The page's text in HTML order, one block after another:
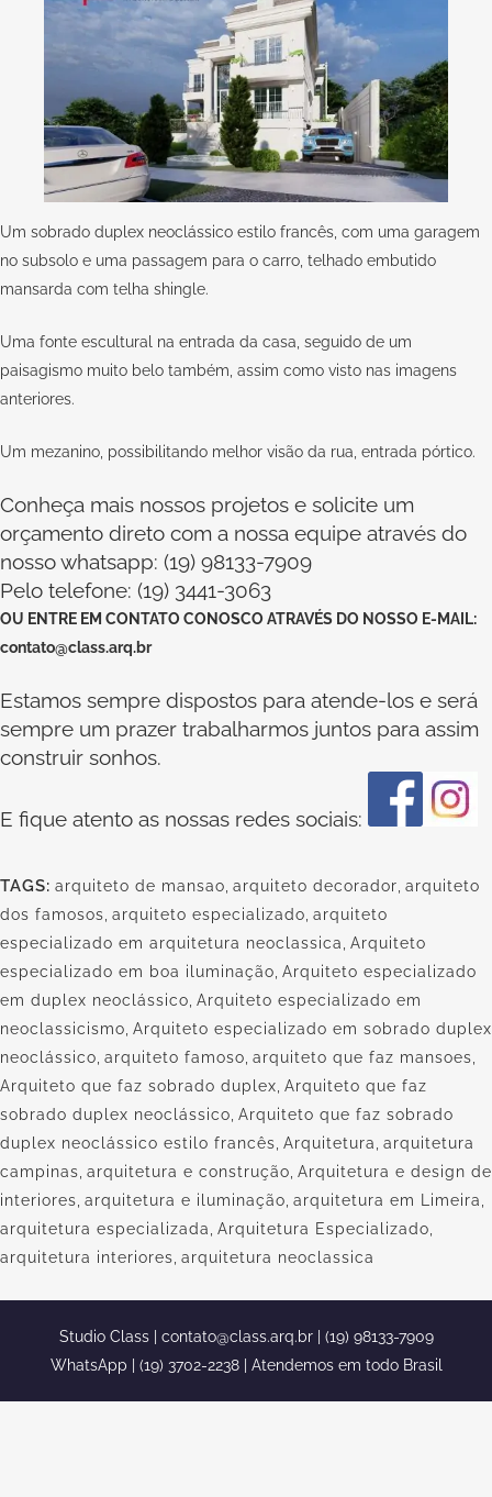
Um sobrado duplex neoclássico estilo francês, com uma garagem
no subsolo e uma passagem para o carro, telhado embutido
mansarda com telha shingle.
Uma fonte escultural na entrada da casa, seguido de um
paisagismo muito belo também, assim como visto nas imagens
anteriores.
Um mezanino, possibilitando melhor visão da rua, entrada pórtico.
Conheça mais nossos projetos e solicite um
orçamento direto com a nossa equipe através do
nosso whatsapp: (19) 98133-7909
Pelo telefone: (19) 3441-3063
OU ENTRE EM CONTATO CONOSCOATRAVÉS DO NOSSO E-MAIL:
contato@class.arq.br
Estamos sempre dispostos para atende-los e será
sempre um prazer trabalharmos juntos para assim
construir sonhos.
E fique atento as nossas redes sociais:
TAGS: arquiteto de mansao, arquiteto decorador, arquiteto
dos famosos, arquiteto especializado, arquiteto
especializado em arquitetura neoclassica, Arquiteto
especializado em boa iluminação, Arquiteto especializado
em duplex neoclássico, Arquiteto especializado em
neoclassicismo, Arquiteto especializado em sobrado duplex
neoclássico, arquiteto famoso, arquiteto que faz mansoes,
Arquiteto que faz sobrado duplex, Arquiteto que faz
sobrado duplex neoclássico, Arquiteto que faz sobrado
duplex neoclássico estilo francês, Arquitetura, arquitetura
campinas, arquitetura e construção, Arquitetura e design de
interiores, arquitetura e iluminação, arquitetura em Limeira,
arquitetura especializada, Arquitetura Especializado,
arquitetura interiores, arquitetura neoclassica
Studio Class | contato@class.arq.br| (19) 98133-7909
WhatsApp | (19) 3702-2238 | Atendemos em todo Brasil